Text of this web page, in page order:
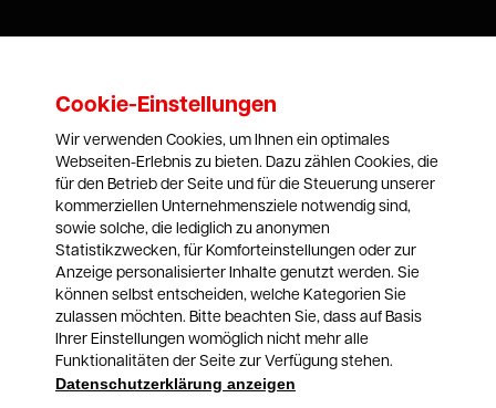
Öffnungszeiten*
*An allen gesetzlichen Feiertagen geschlossen
Cookie-Einstellungen
Wir verwenden Cookies, um Ihnen ein optimales
Webseiten-Erlebnis zu bieten. Dazu zählen Cookies, die
für den Betrieb der Seite und für die Steuerung unserer
kommerziellen Unternehmensziele notwendig sind,
sowie solche, die lediglich zu anonymen
Statistikzwecken, für Komforteinstellungen oder zur
Anzeige personalisierter Inhalte genutzt werden. Sie
können selbst entscheiden, welche Kategorien Sie
zulassen möchten. Bitte beachten Sie, dass auf Basis
Ihrer Einstellungen womöglich nicht mehr alle
Funktionalitäten der Seite zur Verfügung stehen.
Datenschutzerklärung anzeigen